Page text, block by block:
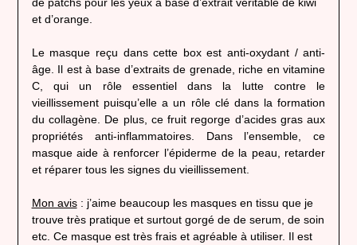
et d’orange.
Le masque reçu dans cette box est anti-oxydant / anti-
âge. Il est à base d’extraits de grenade, riche en vitamine
C, qui un rôle essentiel dans la lutte contre le
vieillissement puisqu’elle a un rôle clé dans la formation
du collagène. De plus, ce fruit regorge d’acides gras aux
propriétés anti-inflammatoires. Dans l’ensemble, ce
masque aide à renforcer l’épiderme de la peau, retarder
et réparer tous les signes du vieillissement.
Mon avis: j’aime beaucoup les masques en tissu que je
trouve très pratique et surtout gorgé de de serum, de soin
etc. Ce masque est très frais et agréable à utiliser. Il est